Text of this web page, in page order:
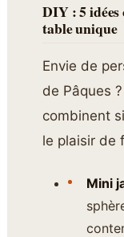
DIY : 5 idées
table unique
Envie de
de Pâques
combinent
le plaisir de
Mini